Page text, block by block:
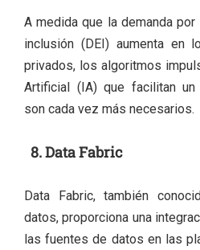
A medida que la demanda
inclusión (DEI) aumenta en
privados, los algoritmos
Artificial (IA) que facilitan un
son cada vez más necesarios.
8. Data Fabric
Data Fabric, también
datos, proporciona una
las fuentes de datos en las